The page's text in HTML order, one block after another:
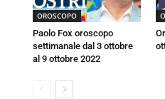
OROSCOPO
Paolo Fox oroscopo
settimanale dal 3 ottobre
al 9 ottobre 2022